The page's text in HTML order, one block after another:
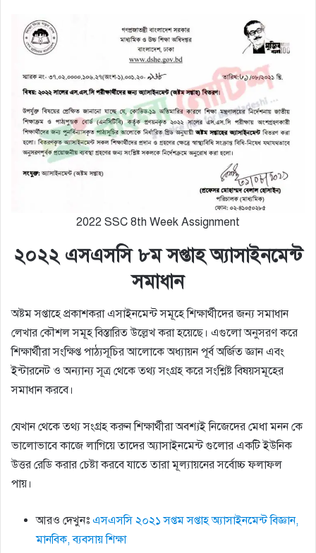
2022 SSC 8th Week Assignment
২০২২ এসএসসি ৮ম সপ্তাহ অ্যাসাইনমেন্ট
সমাধান
অষ্টম সপ্তাহে প্রকাশকরা এসাইনমেন্ট সমূহে শিক্ষার্থীদের জন্য সমাধান
লেখার কৌশল সমূহ বিস্তারিত উল্লেখ করা হয়েছে। এগুলো অনুসরণ করে
শিক্ষার্থীরা সংক্ষিপ্ত পাঠ্যসূচির আলোকে অধ্যায়ন পূর্ব অর্জিত জ্ঞান এবং
ইন্টারনেট ও অন্যান্য সূত্র থেকে তথ্য সংগ্রহ করে সংশ্লিষ্ট বিষয়সমূহের
সমাধান করবে।
যেখান থেকে তথ্য সংগ্রহ করুন শিক্ষার্থীরা অবশ্যই নিজেদের মেধা মনন কে
ভালোভাবে কাজে লাগিয়ে তাদের অ্যাসাইনমেন্ট গুলোর একটি ইউনিক
উত্তর রেডি করার চেষ্টা করবে যাতে তারা মূল্যায়নের সর্বোচ্চ ফলাফল
পায়।
আরও দেখুনঃ এসএসসি ২০২১ সপ্তম সপ্তাহ অ্যাসাইনমেন্ট বিজ্ঞান,
মানবিক, ব্যবসায় শিক্ষা